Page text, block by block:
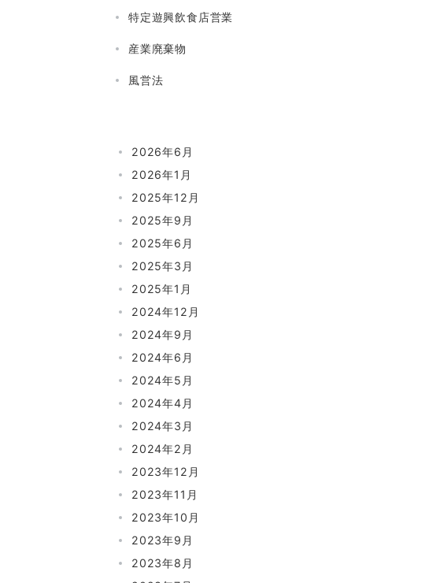
特定遊興飲食店営業
産業廃棄物
風営法
2026年6月
2026年1月
2025年12月
2025年9月
2025年6月
2025年3月
2025年1月
2024年12月
2024年9月
2024年6月
2024年5月
2024年4月
2024年3月
2024年2月
2023年12月
2023年11月
2023年10月
2023年9月
2023年8月